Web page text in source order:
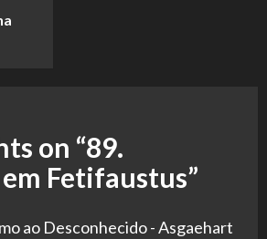
on “89.
Fetifaustus”
ao Desconhecido - Asgaehart